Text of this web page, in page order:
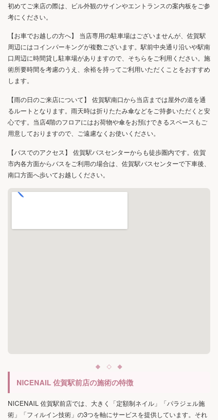
初めてご来店の際は、ビル外観のサインやエントランスの案内板をご参
考にください。
【お車でお越しの方へ】 当店専用の駐車場はございませんが、佐賀駅
周辺にはコインパーキングが複数ございます。駅前中央通り沿いや駅南
口周辺に時間貸し駐車場がありますので、そちらをご利用ください。施
術所要時間を考慮のうえ、余裕を持ってご利用いただくことをおすすめ
します。
【雨の日のご来店について】 佐賀駅南口から当店までは屋外の道を通
るルートとなります。雨天時は折りたたみ傘などをご持参いただくと安
心です。当店4階のフロアにはお荷物や傘をお預けできるスペースもご
用意しておりますので、ご遠慮なくお使いください。
【バスでのアクセス】 佐賀駅バスセンターからも徒歩圏内です。佐賀
市内各方面からバスをご利用の場合は、佐賀駅バスセンターで下車後、
南口方面へ歩いてお越しください。
NICENAIL 佐賀駅前店の施術の特徴
NICENAIL 佐賀駅前店では、大きく「定額制ネイル」「パラジェル施
術」「フィルイン技術」の3つを軸にサービスを提供しています。それ